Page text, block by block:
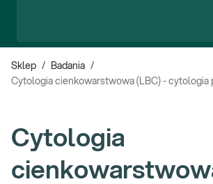
Sklep / Badania /
Cytologia cienkowarstwowa (LBC) - cytologia
Cytologia